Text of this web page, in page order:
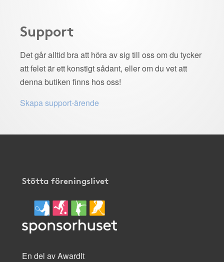
Support
Det går alltid bra att höra av sig till oss om du tycker
att felet är ett konstigt sådant, eller om du vet att
denna butiken finns hos oss!
Skapa support-ärende
Stötta föreningslivet
En del av AwardIt